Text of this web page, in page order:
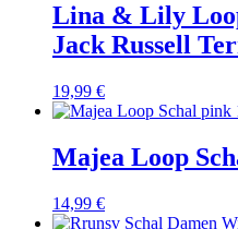
Lina & Lily
Jack Russell
19,99 €
Majea Loop
14,99 €